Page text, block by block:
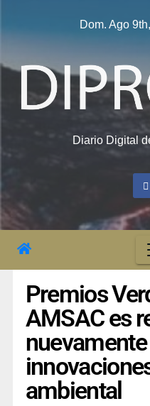
Dom. Ago
Diario Digital
Premios
AMSAC es
ambiental